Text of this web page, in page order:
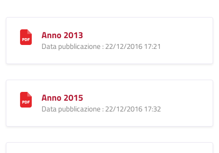
Anno 2013
Data pubblicazione : 22/12/2016 17:21
Anno 2015
Data pubblicazione : 22/12/2016 17:32